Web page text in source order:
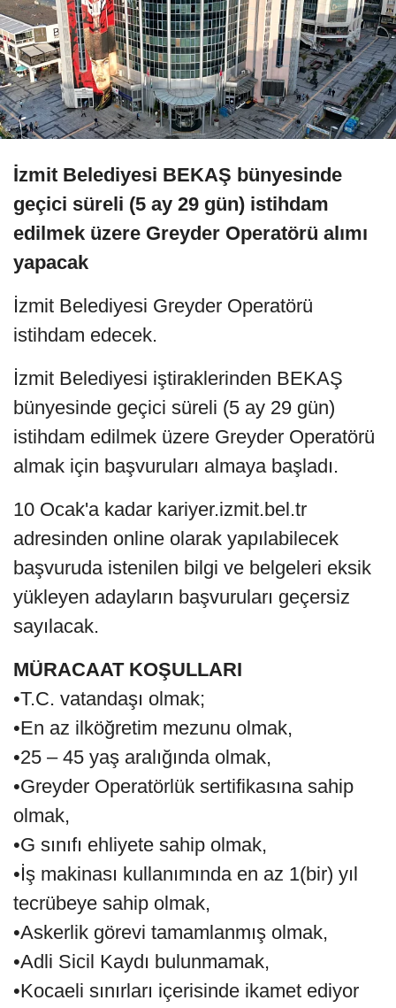
İzmit Belediyesi BEKAŞ bünyesinde
geçici süreli (5 ay 29 gün) istihdam
edilmek üzere Greyder Operatörü alımı
yapacak
İzmit Belediyesi Greyder Operatörü
istihdam edecek.
İzmit Belediyesi iştiraklerinden BEKAŞ
bünyesinde geçici süreli (5 ay 29 gün)
istihdam edilmek üzere Greyder Operatörü
almak için başvuruları almaya başladı.
10 Ocak'a kadar kariyer.izmit.bel.tr
adresinden online olarak yapılabilecek
başvuruda istenilen bilgi ve belgeleri eksik
yükleyen adayların başvuruları geçersiz
sayılacak.
MÜRACAAT KOŞULLARI
•T.C. vatandaşı olmak;
•En az ilköğretim mezunu olmak,
•25 – 45 yaş aralığında olmak,
•Greyder Operatörlük sertifikasına sahip
olmak,
•G sınıfı ehliyete sahip olmak,
•İş makinası kullanımında en az 1(bir) yıl
tecrübeye sahip olmak,
•Askerlik görevi tamamlanmış olmak,
•Adli Sicil Kaydı bulunmamak,
•Kocaeli sınırları içerisinde ikamet ediyor